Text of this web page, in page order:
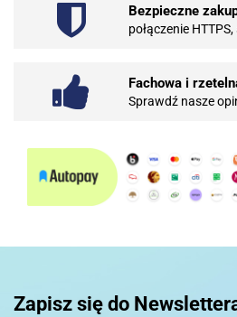
101 INC
Bezpieczne
połączenie
Fachowa i
Sprawdź nasze
Zapisz się do